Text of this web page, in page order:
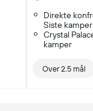
Direkte
Siste kamper
Crystal
kamper
Over 2.5 mål